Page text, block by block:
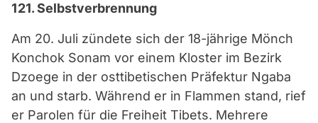
121. Selbstverbrennung
Am 20. Juli zündete sich der 18-jährige Mönch
Konchok Sonam vor einem Kloster im Bezirk
Dzoege in der osttibetischen Präfektur Ngaba
an und starb. Während er in Flammen stand, rief
er Parolen für die Freiheit Tibets. Mehrere